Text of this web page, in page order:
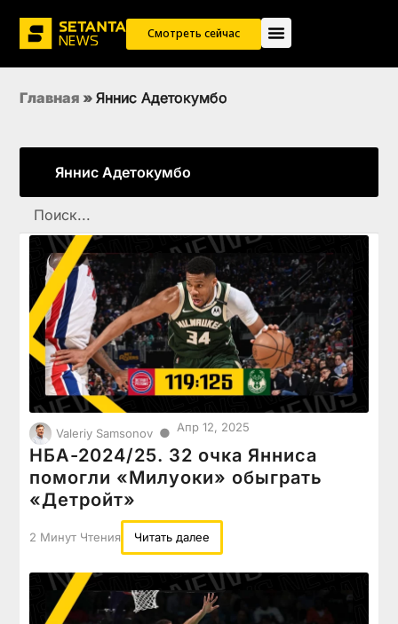
Смотреть сейчас
Главная » Яннис Адетокумбо
Яннис Адетокумбо
Valeriy Samsonov ● Апр 12, 2025
НБА-2024/25. 32 очка Янниса
помогли «Милуоки» обыграть
«Детройт»
2 Минут Чтения Читать далее